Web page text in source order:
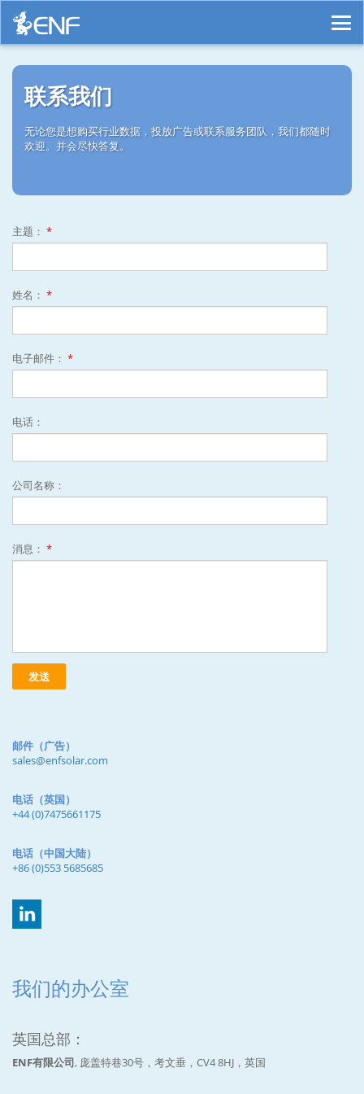
联系我们
无论您是想购买行业数据，投放广告或联系服务团队，我们都随时
欢迎。并会尽快答复。
主题： *
姓名： *
电子邮件： *
电话：
公司名称：
消息： *
发送
邮件（广告）
sales@enfsolar.com
电话（英国）
+44 (0)7475661175
电话（中国大陆）
+86 (0)553 5685685
我们的办公室
英国总部：
ENF有限公司, 庞盖特巷30号，考文垂，CV4 8HJ，英国